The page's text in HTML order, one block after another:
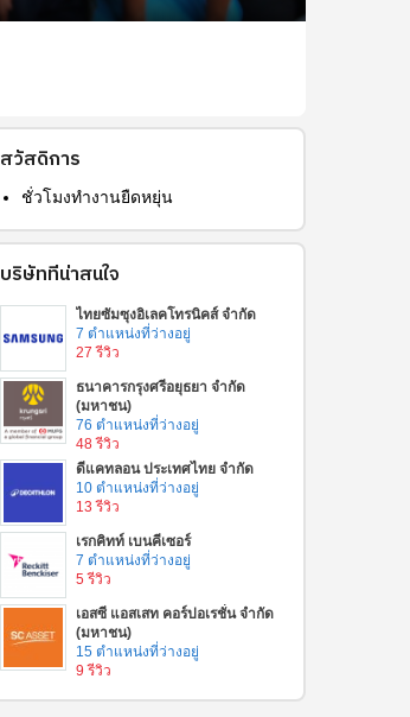
สวัสดิการ
ชั่วโมงทำงานยืดหยุ่น
บริษัทที่น่าสนใจ
ไทยซัมซุงอิเลคโทรนิคส์ จำกัด
7 ตำแหน่งที่ว่างอยู่
27 รีวิว
ธนาคารกรุงศรีอยุธยา จำกัด
(มหาชน)
76 ตำแหน่งที่ว่างอยู่
48 รีวิว
ดีแคทลอน ประเทศไทย จำกัด
10 ตำแหน่งที่ว่างอยู่
13 รีวิว
เรกคิทท์ เบนคีเซอร์
7 ตำแหน่งที่ว่างอยู่
5 รีวิว
เอสซี แอสเสท คอร์ปอเรชั่น จำกัด
(มหาชน)
15 ตำแหน่งที่ว่างอยู่
9 รีวิว